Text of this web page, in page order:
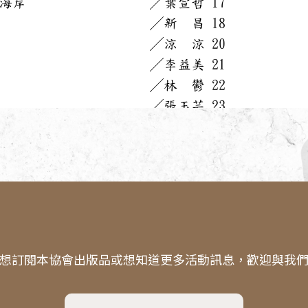
訂閱本協會出版品或想知道更多活動訊息，歡迎與我